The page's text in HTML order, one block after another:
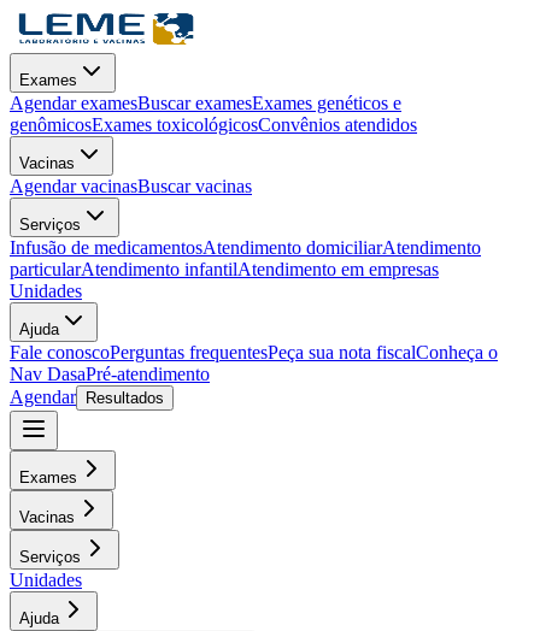
Exames
Agendar examesBuscar examesExames genéticos e
genômicosExames toxicológicosConvênios atendidos
Vacinas
Agendar vacinasBuscar vacinas
Serviços
Infusão de medicamentosAtendimento domiciliarAtendimento
particularAtendimento infantilAtendimento em empresas
Unidades
Ajuda
Fale conoscoPerguntas frequentesPeça sua nota fiscalConheça o
Nav DasaPré-atendimento
Agendar
Resultados
Exames
Vacinas
Serviços
Unidades
Ajuda